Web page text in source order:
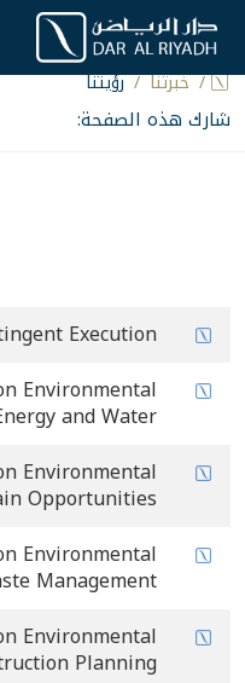
رؤيتنا
خبرتُنا رؤيتنا
شارك هذه الصفحة:
Execution
Environmental
and Water
Environmental
Opportunities
Environmental
Management
Environmental
Planning